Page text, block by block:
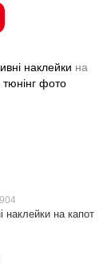
наклейки на капот